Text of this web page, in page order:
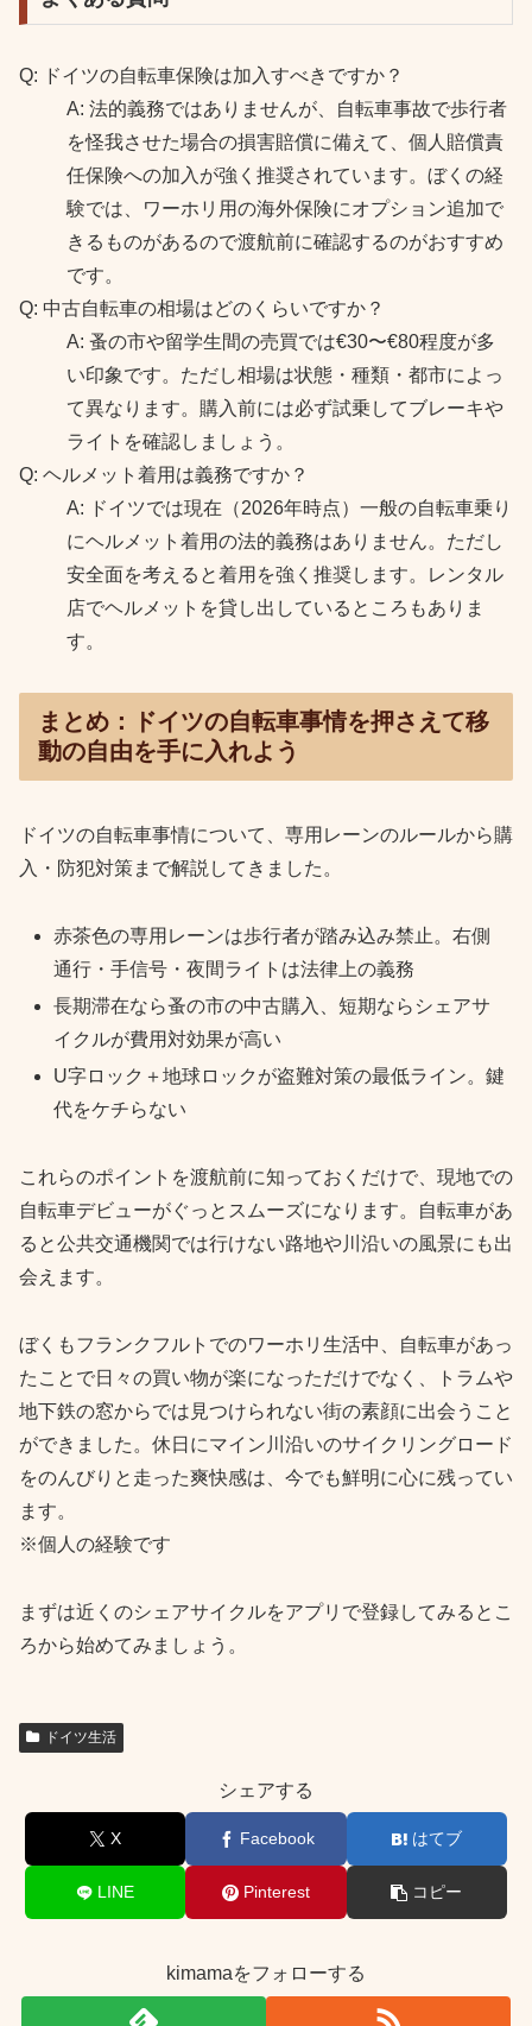
Q: ドイツの自転車保険は加入すべきですか？
A: 法的義務ではありませんが、自転車事故で歩行者
を怪我させた場合の損害賠償に備えて、個人賠償責
任保険への加入が強く推奨されています。ぼくの経
験では、ワーホリ用の海外保険にオプション追加で
きるものがあるので渡航前に確認するのがおすすめ
です。
Q: 中古自転車の相場はどのくらいですか？
A: 蚤の市や留学生間の売買では€30〜€80程度が多
い印象です。ただし相場は状態・種類・都市によっ
て異なります。購入前には必ず試乗してブレーキや
ライトを確認しましょう。
Q: ヘルメット着用は義務ですか？
A: ドイツでは現在（2026年時点）一般の自転車乗り
にヘルメット着用の法的義務はありません。ただし
安全面を考えると着用を強く推奨します。レンタル
店でヘルメットを貸し出しているところもありま
す。
まとめ：ドイツの自転車事情を押さえて移
動の自由を手に入れよう
ドイツの自転車事情について、専用レーンのルールから購
入・防犯対策まで解説してきました。
赤茶色の専用レーンは歩行者が踏み込み禁止。右側
通行・手信号・夜間ライトは法律上の義務
長期滞在なら蚤の市の中古購入、短期ならシェアサ
イクルが費用対効果が高い
U字ロック＋地球ロックが盗難対策の最低ライン。鍵
代をケチらない
これらのポイントを渡航前に知っておくだけで、現地での
自転車デビューがぐっとスムーズになります。自転車があ
ると公共交通機関では行けない路地や川沿いの風景にも出
会えます。
ぼくもフランクフルトでのワーホリ生活中、自転車があっ
たことで日々の買い物が楽になっただけでなく、トラムや
地下鉄の窓からでは見つけられない街の素顔に出会うこと
ができました。休日にマイン川沿いのサイクリングロード
をのんびりと走った爽快感は、今でも鮮明に心に残ってい
ます。
※個人の経験です
まずは近くのシェアサイクルをアプリで登録してみるとこ
ろから始めてみましょう。
ドイツ生活
シェアする
X Facebook はてブ
LINE Pinterest コピー
kimamaをフォローする